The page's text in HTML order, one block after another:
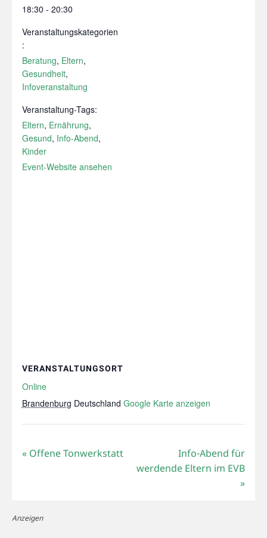
18:30 - 20:30
Veranstaltungskategorien
:
Beratung, Eltern,
Gesundheit,
Infoveranstaltung
Veranstaltung-Tags:
Eltern, Ernährung,
Gesund, Info-Abend,
Kinder
Event-Website ansehen
VERANSTALTUNGSORT
Online
Brandenburg Deutschland Google Karte anzeigen
«Offene Tonwerkstatt
Info-Abend für
werdende Eltern im EVB
»
Anzeigen